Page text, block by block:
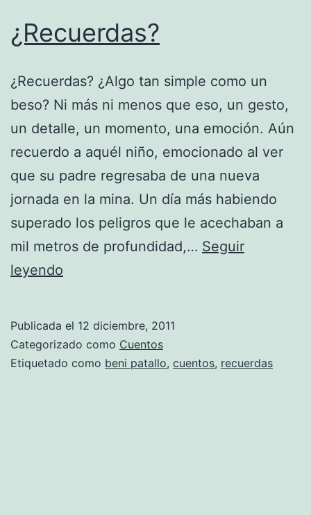
¿Recuerdas?
¿Recuerdas? ¿Algo tan simple como un
beso? Ni más ni menos que eso, un gesto,
un detalle, un momento, una emoción. Aún
recuerdo a aquél niño, emocionado al ver
que su padre regresaba de una nueva
jornada en la mina. Un día más habiendo
superado los peligros que le acechaban a
mil metros de profundidad,… Seguir
leyendo
Publicada el 12 diciembre, 2011
Categorizado como Cuentos
Etiquetado como beni patallo, cuentos, recuerdas